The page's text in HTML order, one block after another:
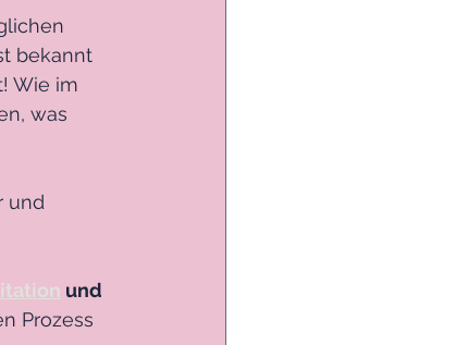
bekannt
Wie im
was
und
und
Prozess